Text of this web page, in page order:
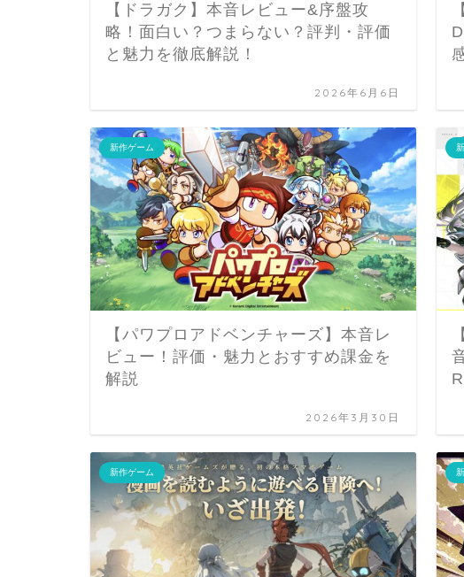
【ドラガク】本音レビュー&序盤攻
略！面白い？つまらない？評判・評価
と魅力を徹底解説！
2026年6月6日
新作ゲーム
【パワプロアドベンチャーズ】本音レ
ビュー！評価・魅力とおすすめ課金を
解説
2026年3月30日
新作ゲーム